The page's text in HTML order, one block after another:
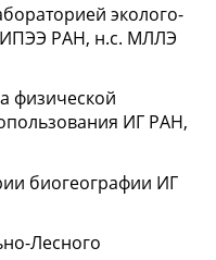
эколого-
ИПЭЭ РАН, н.с. МЛЛЭ
физической
ИГ РАН,
биогеографии ИГ
Лесного